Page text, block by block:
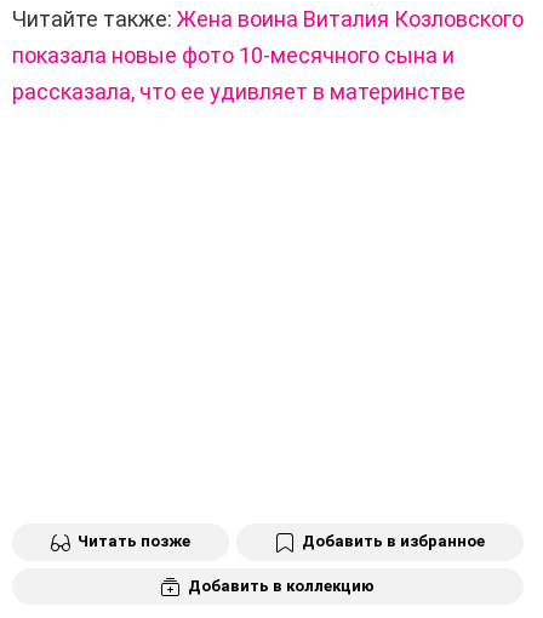
Читайте также: Жена воина Виталия Козловского
показала новые фото 10-месячного сына и
рассказала, что ее удивляет в материнстве
Читать позже Добавить в избранное
Добавить в коллекцию